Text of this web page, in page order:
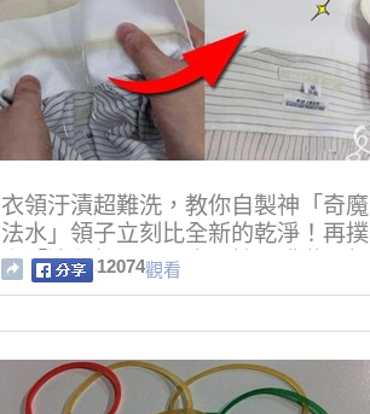
衣領汙漬超難洗，教你自製神「奇魔
法水」領子立刻比全新的乾淨！再撲
上「這種粉」，再也不怕弄髒啦！趕
快學起來！！
12074觀看